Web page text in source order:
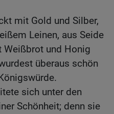
mit Gold und Silber,
Leinen, aus Seide
Weißbrot und Honig
überaus schön
sich unter den
Schönheit; denn sie